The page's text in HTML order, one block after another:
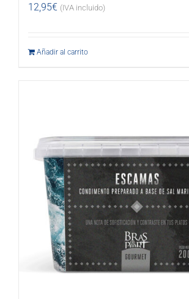
12,95€ (IVA incluido)
Añadir al carrito